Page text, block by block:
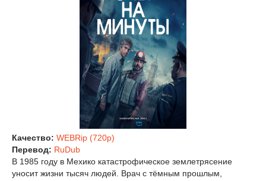
Качество: WEBRip (720p)
Перевод: RuDub
В 1985 году в Мехико катастрофическое землетрясение
уносит жизни тысяч людей. Врач с тёмным прошлым,